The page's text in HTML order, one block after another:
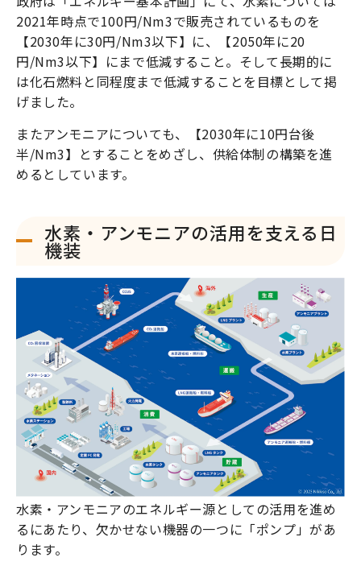
2021年時点で100円/Nm3で販売されているものを
【2030年に30円/Nm3以下】に、【2050年に20
円/Nm3以下】にまで低減すること。そして長期的に
は化石燃料と同程度まで低減することを目標として掲
げました。
またアンモニアについても、【2030年に10円台後
半/Nm3】とすることをめざし、供給体制の構築を進
めるとしています。
水素・アンモニアの活用を支える日
機装
水素・アンモニアのエネルギー源としての活用を進め
るにあたり、欠かせない機器の一つに「ポンプ」があ
ります。